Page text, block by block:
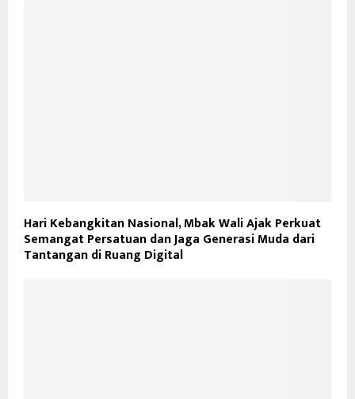
Hari Kebangkitan Nasional, Mbak Wali Ajak Perkuat
Semangat Persatuan dan Jaga Generasi Muda dari
Tantangan di Ruang Digital